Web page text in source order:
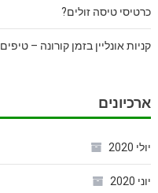
כרטיסי טיסה זולים?
קניות אונליין בזמן קורונה – טיפים
ארכיונים
יולי 2020
יוני 2020